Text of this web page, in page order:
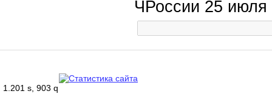
ЧРоссии 25 июля
1.201 s, 903 q